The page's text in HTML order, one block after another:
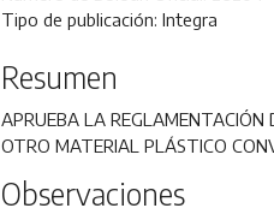
Tipo de publicación: Integra
Resumen
APRUEBA LA REGLAMENTACIÓN
OTRO MATERIAL PLÁSTICO
Observaciones